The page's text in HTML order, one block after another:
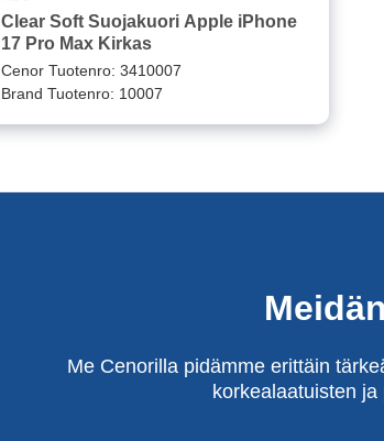
Clear Soft Suojakuori Apple iPhone
17 Pro Max Kirkas
Cenor Tuotenro: 3410007
Brand Tuotenro: 10007
Me Cenorilla pidämme erittäin
korkealaatuisten